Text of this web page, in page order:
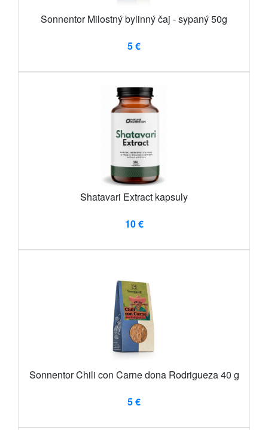
Sonnentor Milostný bylinný čaj - sypaný 50g
5 €
Shatavari Extract kapsuly
10 €
Sonnentor Chili con Carne dona Rodrigueza 40 g
5 €